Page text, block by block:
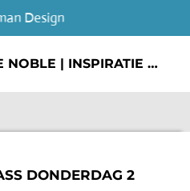
BARBARA LE NOBLE | INSPIRATIE & CREATIE
Design
DONDERDAG 2